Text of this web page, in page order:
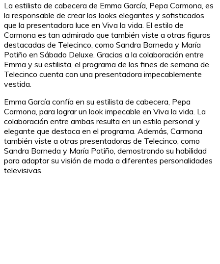
La estilista de cabecera de Emma García, Pepa Carmona, es
la responsable de crear los looks elegantes y sofisticados
que la presentadora luce en Viva la vida. El estilo de
Carmona es tan admirado que también viste a otras figuras
destacadas de Telecinco, como Sandra Barneda y María
Patiño en Sábado Deluxe. Gracias a la colaboración entre
Emma y su estilista, el programa de los fines de semana de
Telecinco cuenta con una presentadora impecablemente
vestida.
Emma García confía en su estilista de cabecera, Pepa
Carmona, para lograr un look impecable en Viva la vida. La
colaboración entre ambas resulta en un estilo personal y
elegante que destaca en el programa. Además, Carmona
también viste a otras presentadoras de Telecinco, como
Sandra Barneda y María Patiño, demostrando su habilidad
para adaptar su visión de moda a diferentes personalidades
televisivas.